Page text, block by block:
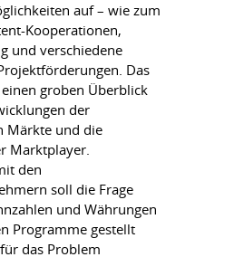
auf – wie zum
Kooperationen,
und verschiedene
Das
groben Überblick
der
Märkte und die
Marktplayer.
den
soll die Frage
und Währungen
Programme gestellt
das Problem